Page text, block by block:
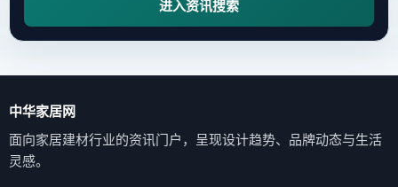
进入资讯搜索
中华家居网
面向家居建材行业的资讯门户，呈现设计趋势、品牌动态与生活
灵感。